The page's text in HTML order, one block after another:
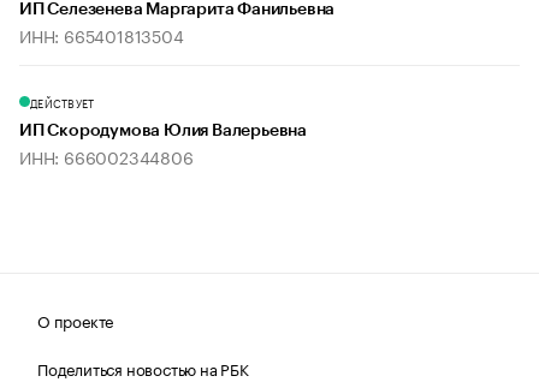
ИП Селезенева Маргарита Фанильевна
ИНН: 665401813504
ДЕЙСТВУЕТ
ИП Скородумова Юлия Валерьевна
ИНН: 666002344806
О проекте
Поделиться новостью на РБК